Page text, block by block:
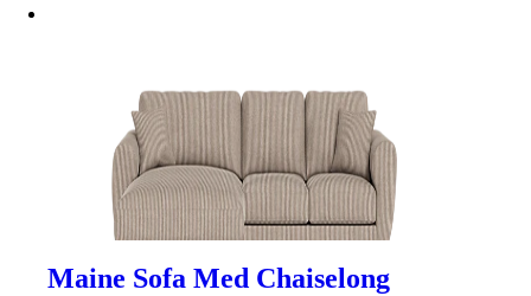
Maine Sofa Med Chaiselong